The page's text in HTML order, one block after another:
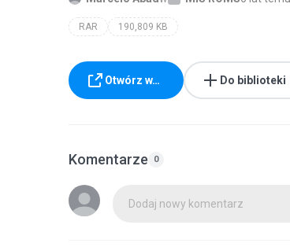
RAR 190,809 KB
Otwórz w… Do biblioteki
Komentarze 0
Dodaj nowy komentarz